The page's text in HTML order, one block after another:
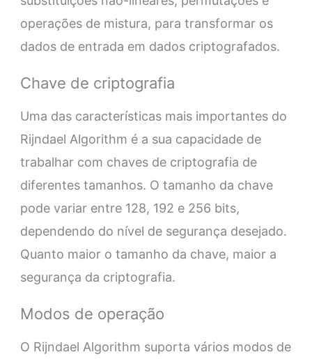
operações de mistura, para transformar os
dados de entrada em dados criptografados.
Chave de criptografia
Uma das características mais importantes do
Rijndael Algorithm é a sua capacidade de
trabalhar com chaves de criptografia de
diferentes tamanhos. O tamanho da chave
pode variar entre 128, 192 e 256 bits,
dependendo do nível de segurança desejado.
Quanto maior o tamanho da chave, maior a
segurança da criptografia.
Modos de operação
O Rijndael Algorithm suporta vários modos de